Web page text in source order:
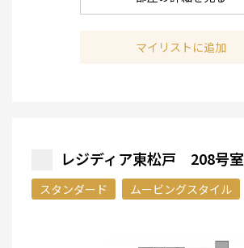
マイリストに追加
レジディア東松戸 208号室
スタンダード ムービングスタイル